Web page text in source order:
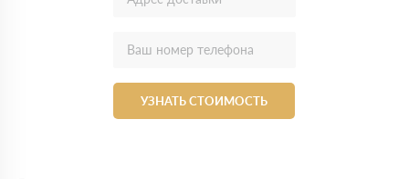
УЗНАТЬ СТОИМОСТЬ